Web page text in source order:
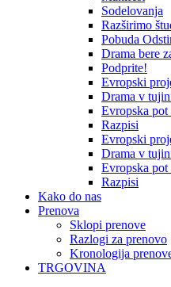
Sodelovanja
Razširimo
Pobuda
Drama bere
Podprite!
Evropski
Drama v
Evropska
Razpisi
Evropski
Drama v
Evropska
Razpisi
Kako do nas
Prenova
Sklopi prenove
Razlogi za prenovo
Kronologija
TRGOVINA